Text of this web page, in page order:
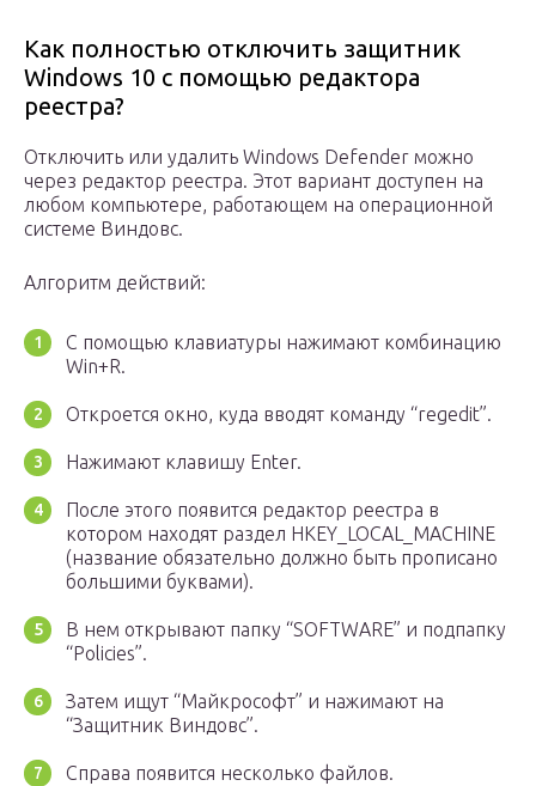
Как полностью отключить защитник
Windows 10 с помощью редактора
реестра?
Отключить или удалить Windows Defender можно
через редактор реестра. Этот вариант доступен на
любом компьютере, работающем на операционной
системе Виндовс.
Алгоритм действий:
С помощью клавиатуры нажимают комбинацию
Win+R.
Откроется окно, куда вводят команду “regedit”.
Нажимают клавишу Enter.
После этого появится редактор реестра в
котором находят раздел HKEY_LOCAL_MACHINE
(название обязательно должно быть прописано
большими буквами).
В нем открывают папку “SOFTWARE” и подпапку
“Policies”.
Затем ищут “Майкрософт” и нажимают на
“Защитник Виндовс”.
Справа появится несколько файлов.